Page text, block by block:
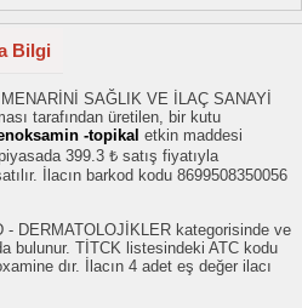
Bilgi
SAĞLIK VE İLAÇ SANAYİ
tarafından üretilen, bir kutu
-topikal etkin maddesi
399.3 ₺ satış fiyatıyla
İlacın barkod kodu 8699508350056
- DERMATOLOJİKLER kategorisinde ve
bulunur. TİTCK listesindeki ATC kodu
dır. İlacın 4 adet eş değer ilacı